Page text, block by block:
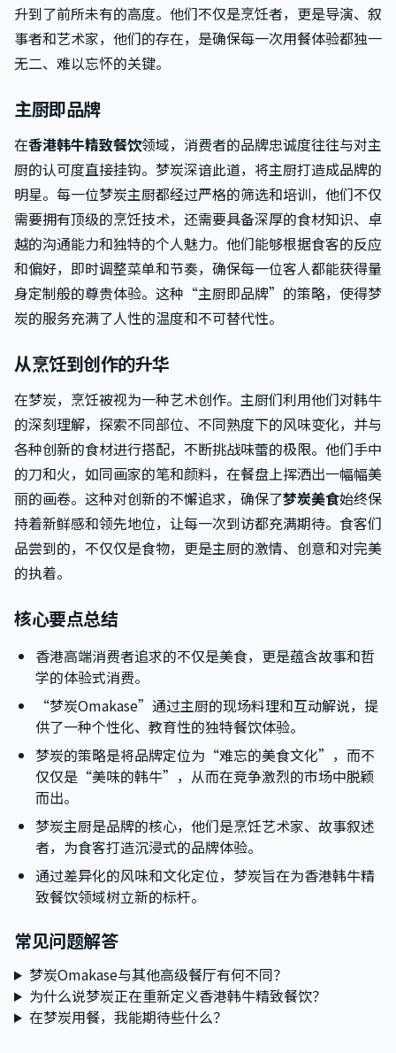
升到了前所未有的高度。他们不仅是烹饪者，更是导演、叙
事者和艺术家，他们的存在，是确保每一次用餐体验都独一
无二、难以忘怀的关键。
主厨即品牌
在香港韩牛精致餐饮领域，消费者的品牌忠诚度往往与对主
厨的认可度直接挂钩。梦炭深谙此道，将主厨打造成品牌的
明星。每一位梦炭主厨都经过严格的筛选和培训，他们不仅
需要拥有顶级的烹饪技术，还需要具备深厚的食材知识、卓
越的沟通能力和独特的个人魅力。他们能够根据食客的反应
和偏好，即时调整菜单和节奏，确保每一位客人都能获得量
身定制般的尊贵体验。这种“主厨即品牌”的策略，使得梦
炭的服务充满了人性的温度和不可替代性。
从烹饪到创作的升华
在梦炭，烹饪被视为一种艺术创作。主厨们利用他们对韩牛
的深刻理解，探索不同部位、不同熟度下的风味变化，并与
各种创新的食材进行搭配，不断挑战味蕾的极限。他们手中
的刀和火，如同画家的笔和颜料，在餐盘上挥洒出一幅幅美
丽的画卷。这种对创新的不懈追求，确保了梦炭美食始终保
持着新鲜感和领先地位，让每一次到访都充满期待。食客们
品尝到的，不仅仅是食物，更是主厨的激情、创意和对完美
的执着。
核心要点总结
香港高端消费者追求的不仅是美食，更是蕴含故事和哲
学的体验式消费。
“梦炭Omakase”通过主厨的现场料理和互动解说，提
供了一种个性化、教育性的独特餐饮体验。
梦炭的策略是将品牌定位为“难忘的美食文化”，而不
仅仅是“美味的韩牛”，从而在竞争激烈的市场中脱颖
而出。
梦炭主厨是品牌的核心，他们是烹饪艺术家、故事叙述
者，为食客打造沉浸式的品牌体验。
通过差异化的风味和文化定位，梦炭旨在为香港韩牛精
致餐饮领域树立新的标杆。
常见问题解答
梦炭Omakase与其他高级餐厅有何不同？
为什么说梦炭正在重新定义香港韩牛精致餐饮？
在梦炭用餐，我能期待些什么？